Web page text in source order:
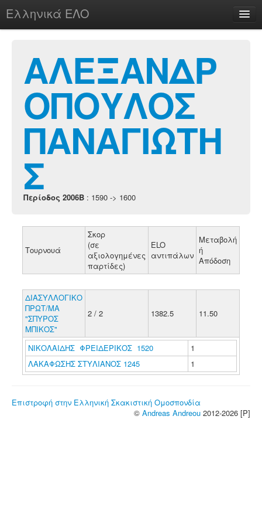
Ελληνικά ΕΛΟ
chesstu.be @ discord
Login
ΑΛΕΞΑΝΔΡ
ΟΠΟΥΛΟΣ
ΠΑΝΑΓΙΩΤΗ
Σ
Περίοδος 2006B : 1590 -> 1600
Τουρνουά
Σκορ
(σε
αξιολογημένες
παρτίδες)
ELO
αντιπάλων
Μεταβολή
ή
Απόδοση
ΔΙΑΣΥΛΛΟΓΙΚΟ
ΠΡΩΤ/ΜΑ
"ΣΠΥΡΟΣ
ΜΠΙΚΟΣ"
2 / 2 1382.5 11.50
ΝΙΚΟΛΑΙΔΗΣ ΦΡΕΙΔΕΡΙΚΟΣ 1520
1
ΛΑΚΑΦΩΣΗΣ ΣΤΥΛΙΑΝΟΣ 1245
1
Επιστροφή στην Ελληνική Σκακιστική Ομοσπονδία
© Andreas Andreou 2012-2026 [P]